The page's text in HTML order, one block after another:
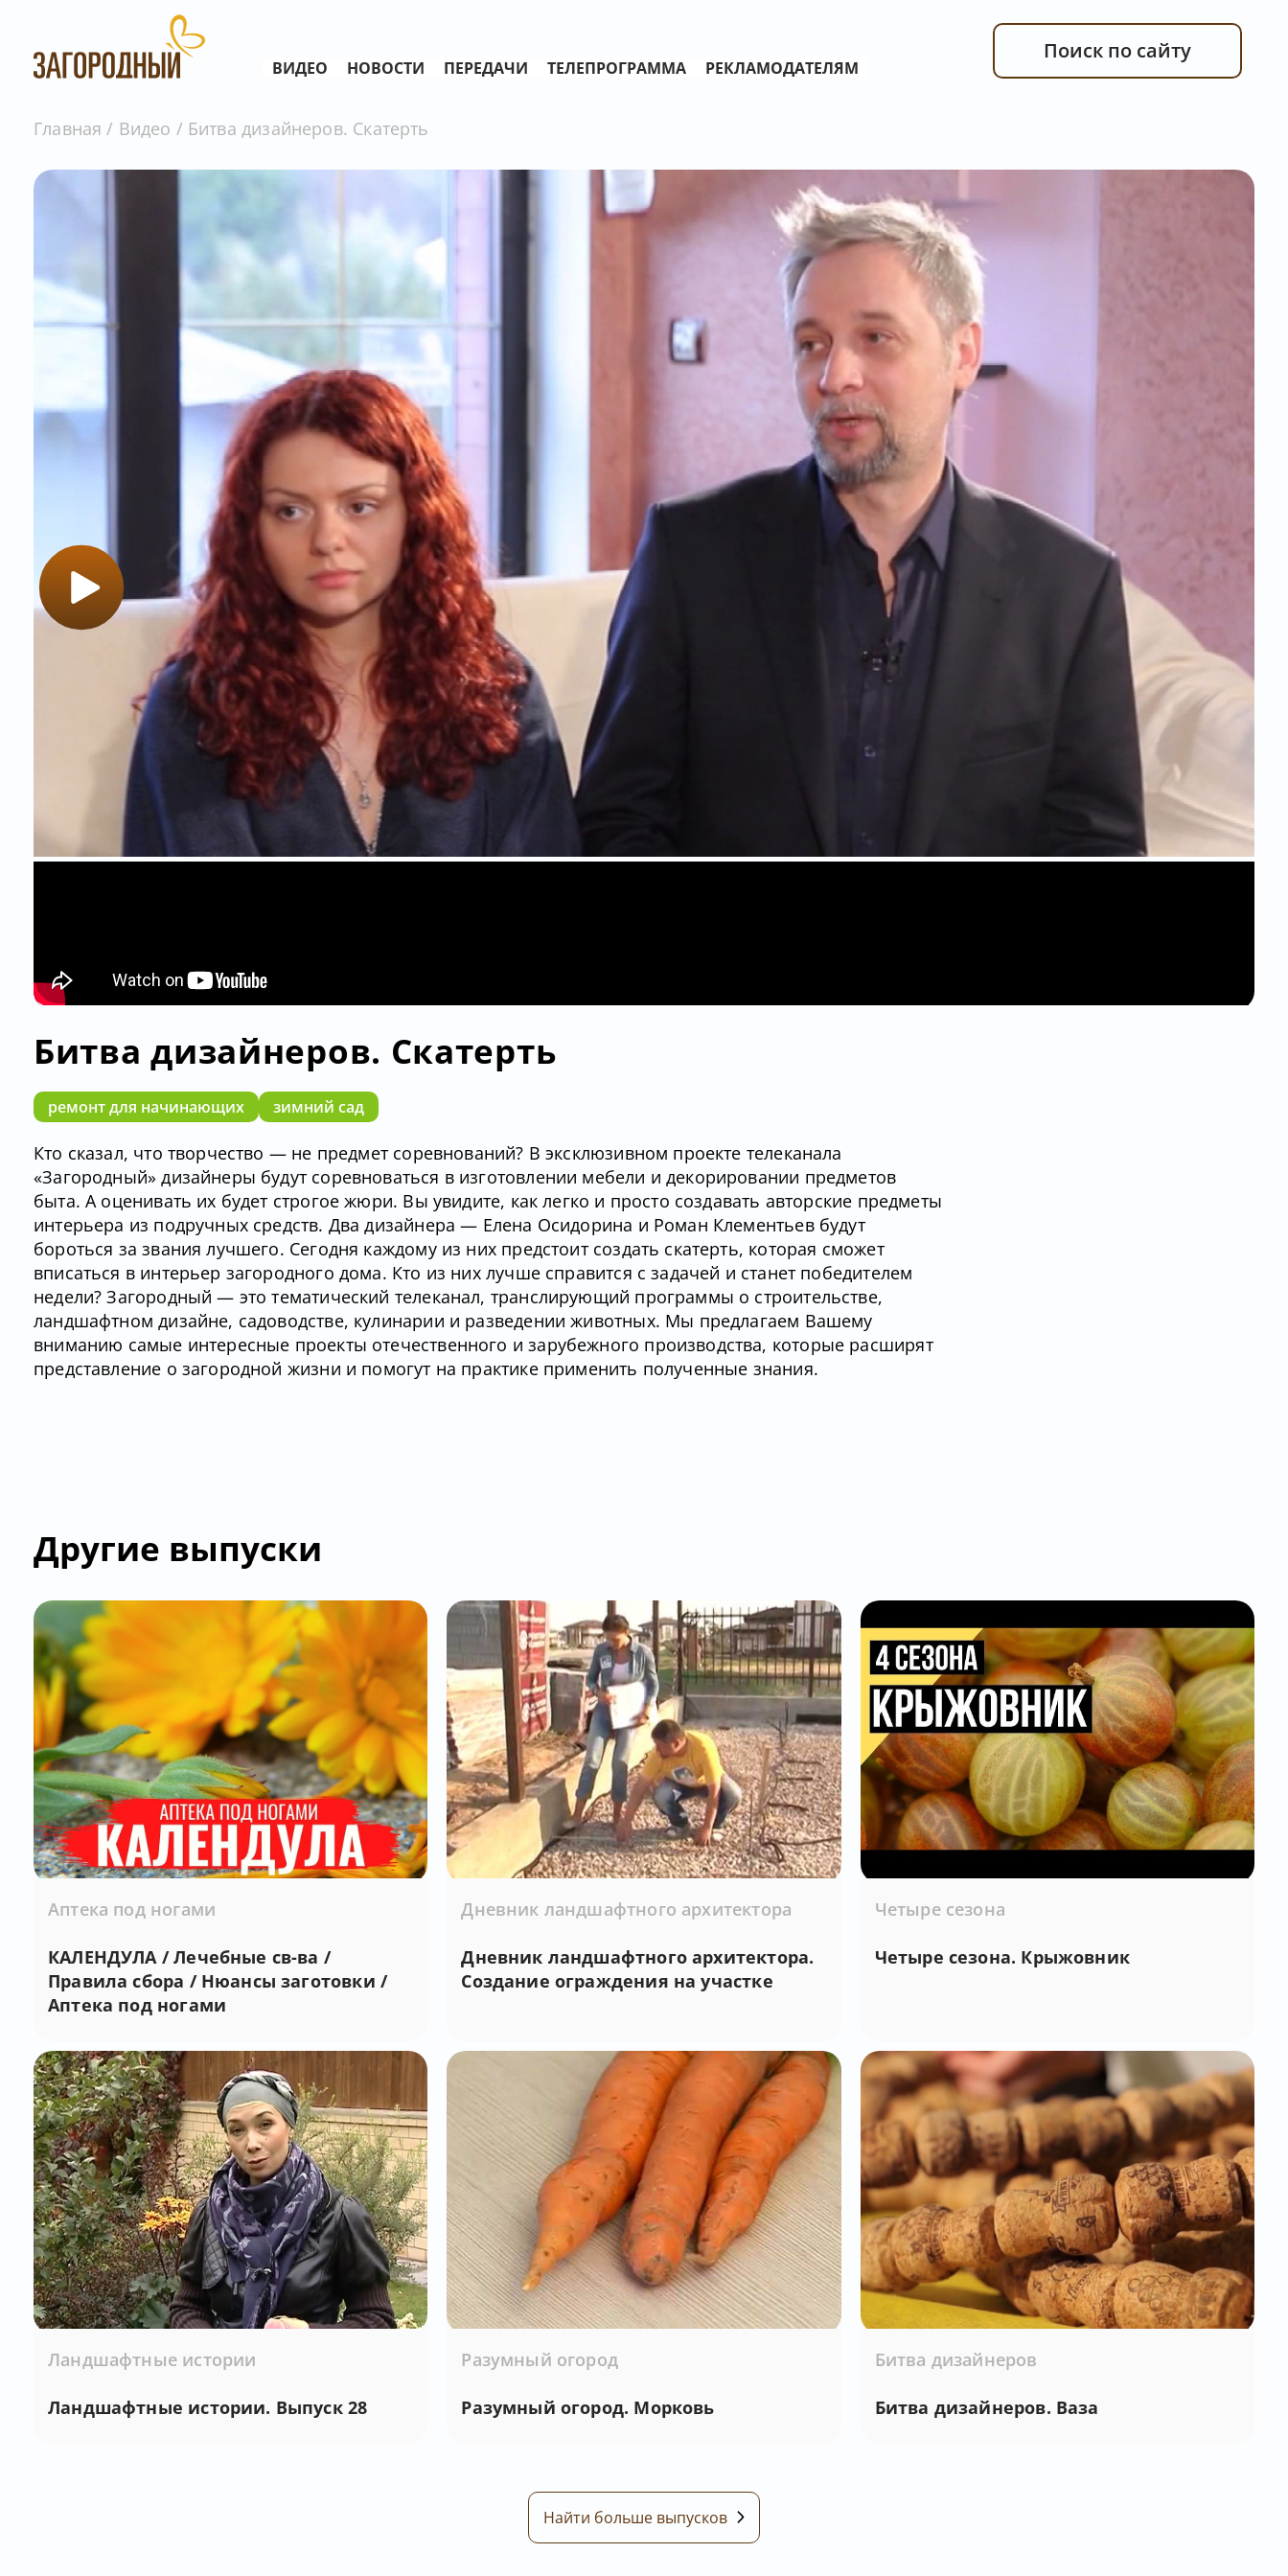
ВИДЕО НОВОСТИ ПЕРЕДАЧИ ТЕЛЕПРОГРАММА РЕКЛАМОДАТЕЛЯМ
Поиск по сайту
Главная Видео Битва дизайнеров. Скатерть
Битва дизайнеров. Скатерть
ремонт для начинающих зимний сад
Кто сказал, что творчество — не предмет соревнований? В эксклюзивном проекте телеканала
«Загородный» дизайнеры будут соревноваться в изготовлении мебели и декорировании предметов
быта. А оценивать их будет строгое жюри. Вы увидите, как легко и просто создавать авторские предметы
интерьера из подручных средств. Два дизайнера — Елена Осидорина и Роман Клементьев будут
бороться за звания лучшего. Сегодня каждому из них предстоит создать скатерть, которая сможет
вписаться в интерьер загородного дома. Кто из них лучше справится с задачей и станет победителем
недели? Загородный — это тематический телеканал, транслирующий программы о строительстве,
ландшафтном дизайне, садоводстве, кулинарии и разведении животных. Мы предлагаем Вашему
вниманию самые интересные проекты отечественного и зарубежного производства, которые расширят
представление о загородной жизни и помогут на практике применить полученные знания.
Другие выпуски
Аптека под ногами
КАЛЕНДУЛА / Лечебные св-ва /
Правила сбора / Нюансы заготовки /
Аптека под ногами
Дневник ландшафтного архитектора
Дневник ландшафтного архитектора.
Создание ограждения на участке
Четыре сезона
Четыре сезона. Крыжовник
Ландшафтные истории
Ландшафтные истории. Выпуск 28
Разумный огород
Разумный огород. Морковь
Битва дизайнеров
Битва дизайнеров. Ваза
Найти больше выпусков